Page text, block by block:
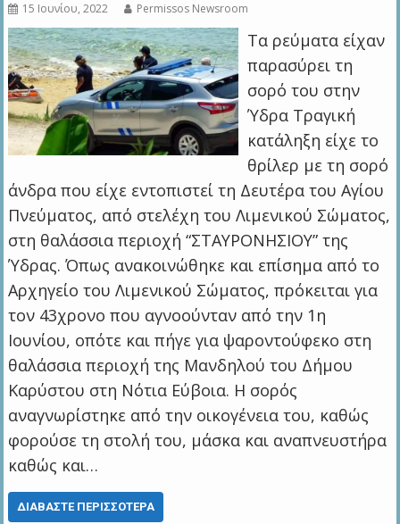
15 Ιουνίου, 2022 Permissos Newsroom
Τα ρεύματα είχαν
παρασύρει τη
σορό του στην
Ύδρα Τραγική
κατάληξη είχε το
θρίλερ με τη σορό
άνδρα που είχε εντοπιστεί τη Δευτέρα του Αγίου
Πνεύματος, από στελέχη του Λιμενικού Σώματος,
στη θαλάσσια περιοχή “ΣΤΑΥΡΟΝΗΣΙΟΥ” της
Ύδρας. Όπως ανακοινώθηκε και επίσημα από το
Αρχηγείο του Λιμενικού Σώματος, πρόκειται για
τον 43χρονο που αγνοούνταν από την 1η
Ιουνίου, οπότε και πήγε για ψαροντούφεκο στη
θαλάσσια περιοχή της Μανδηλού του Δήμου
Καρύστου στη Νότια Εύβοια. Η σορός
αναγνωρίστηκε από την οικογένεια του, καθώς
φορούσε τη στολή του, μάσκα και αναπνευστήρα
καθώς και…
ΔΙΑΒΆΣΤΕ ΠΕΡΙΣΣΌΤΕΡΑ